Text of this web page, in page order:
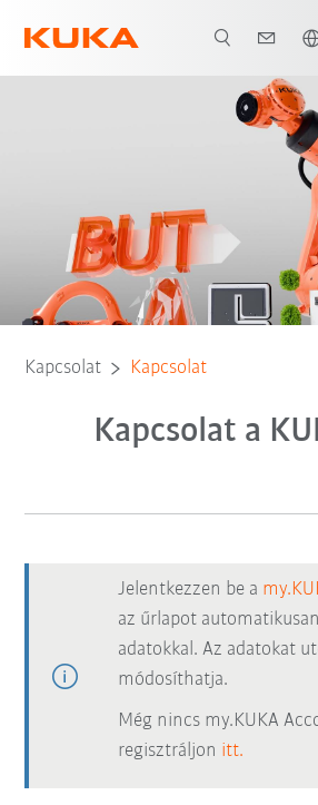
Kapcsolat Kapcsolat
Kapcsolat a
Jelentkezzen be a
az űrlapot
adatokkal. Az adatokat
módosíthatja.
Még nincs my.KUKA
regisztráljon itt.